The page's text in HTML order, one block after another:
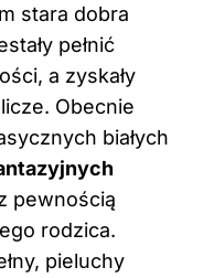
stara dobra
pełnić
a zyskały
Obecnie
białych
pewnością
rodzica.
pieluchy